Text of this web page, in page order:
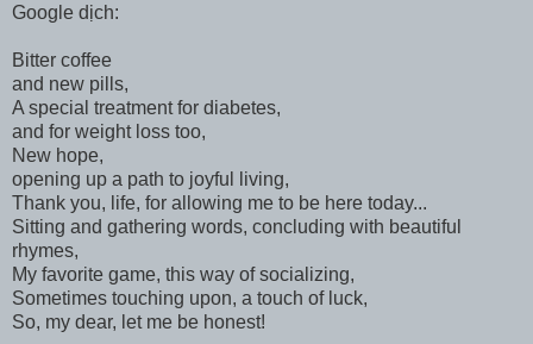
Google dịch:
Bitter coffee
and new pills,
A special treatment for diabetes,
and for weight loss too,
New hope,
opening up a path to joyful living,
Thank you, life, for allowing me to be here today...
Sitting and gathering words, concluding with beautiful
rhymes,
My favorite game, this way of socializing,
Sometimes touching upon, a touch of luck,
So, my dear, let me be honest!